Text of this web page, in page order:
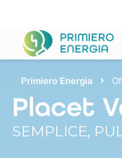
Primiero Energia
Placet
SEMPLICE,